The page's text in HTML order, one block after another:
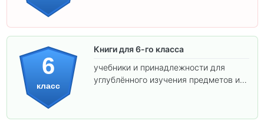
6
класс
Книги для 6-го класса
учебники и принадлежности для
углублённого изучения предметов и